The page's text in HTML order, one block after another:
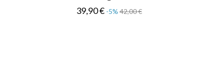
39,90 € Prezzo
-5% 42,00 €Prezzo